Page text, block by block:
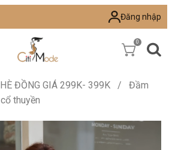
Đăng nhập
0
ĐỒNG GIÁ 299K- 399K /
Đầm
thuyền